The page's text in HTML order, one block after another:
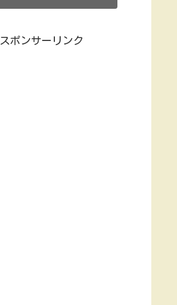
スポンサーリンク